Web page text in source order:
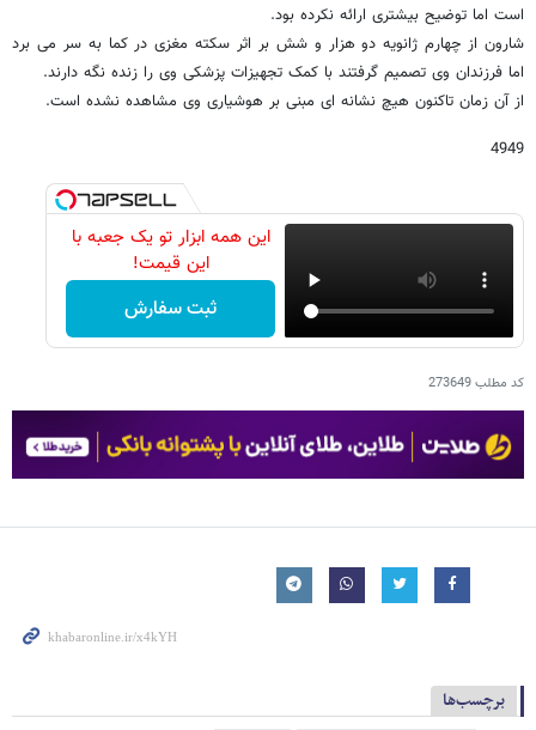
است اما توضیح بیشتری ارائه نکرده بود.
شارون از چهارم ژانویه دو هزار و شش بر اثر سکته مغزی در کما به سر می برد
اما فرزندان وی تصمیم گرفتند با کمک تجهیزات پزشکی وی را زنده نگه دارند.
از آن زمان تاکنون هیچ نشانه ای مبنی بر هوشیاری وی مشاهده نشده است.
4949
این همه ابزار تو یک جعبه با
این قیمت!
ثبت سفارش
کد مطلب273649
برچسب‌ها